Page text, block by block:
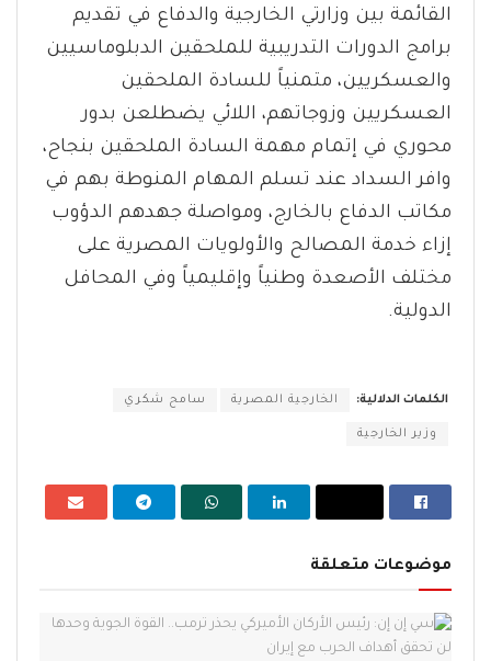
القائمة بين وزارتي الخارجية والدفاع في تقديم
برامج الدورات التدريبية للملحقين الدبلوماسيين
والعسكريين، متمنياً للسادة الملحقين
العسكريين وزوجاتهم، اللائي يضطلعن بدور
محوري في إتمام مهمة السادة الملحقين بنجاح،
وافر السداد عند تسلم المهام المنوطة بهم في
مكاتب الدفاع بالخارج، ومواصلة جهدهم الدؤوب
إزاء خدمة المصالح والأولويات المصرية على
مختلف الأصعدة وطنياً وإقليمياً وفي المحافل
الدولية.
الكلمات الدلالية: الخارجية المصرية سامح شكري
وزير الخارجية
موضوعات متعلقة